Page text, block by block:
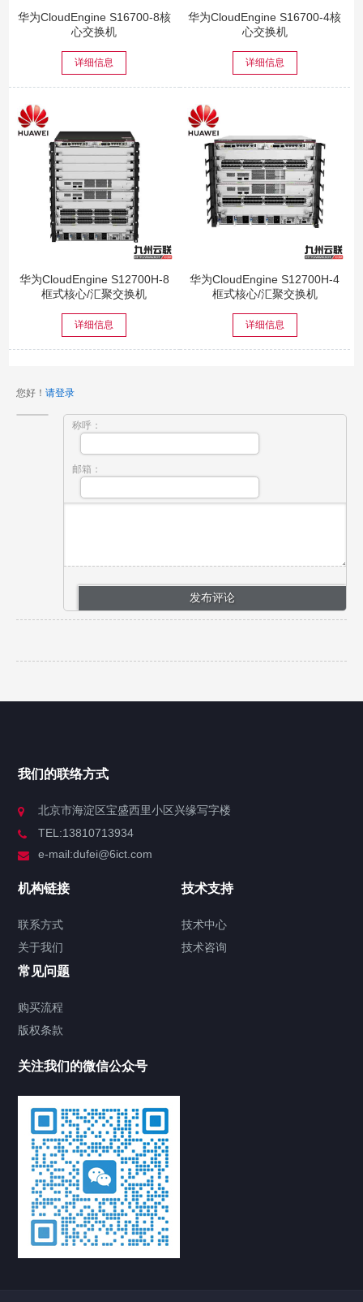
华为CloudEngine S16700-8核
心交换机
详细信息
华为CloudEngine S16700-4核
心交换机
详细信息
华为CloudEngine S12700H-8
框式核心/汇聚交换机
详细信息
华为CloudEngine S12700H-4
框式核心/汇聚交换机
详细信息
您好！ 请登录
称呼：
邮箱：
我们的联络方式
北京市海淀区宝盛西里小区兴缘写字楼
TEL:13810713934
e-mail:dufei@6ict.com
机构链接
联系方式
关于我们
技术支持
技术中心
技术咨询
常见问题
购买流程
版权条款
关注我们的微信公众号